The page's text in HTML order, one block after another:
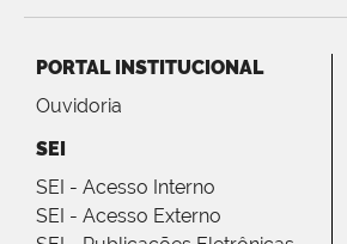
PORTAL INSTITUCIONAL
Ouvidoria
SEI
SEI - Acesso Interno
SEI - Acesso Externo